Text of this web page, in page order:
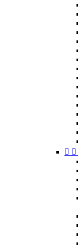
 